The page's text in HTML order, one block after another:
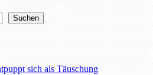
Suchen
sich als Täuschung